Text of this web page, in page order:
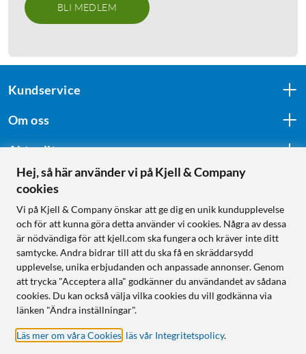
BLI MEDLEM
Kundservice
Om oss
Aktuellt
Följ oss
Handla från:
Sverige
Norge
Hej, så här använder vi på Kjell & Company
cookies
Vi på Kjell & Company önskar att ge dig en unik kundupplevelse
och för att kunna göra detta använder vi cookies. Några av dessa
är nödvändiga för att kjell.com ska fungera och kräver inte ditt
samtycke. Andra bidrar till att du ska få en skräddarsydd
upplevelse, unika erbjudanden och anpassade annonser. Genom
att trycka "Acceptera alla" godkänner du användandet av sådana
cookies. Du kan också välja vilka cookies du vill godkänna via
länken "Ändra inställningar".
Läs mer om våra Cookies läs vår Integritetspolicy.